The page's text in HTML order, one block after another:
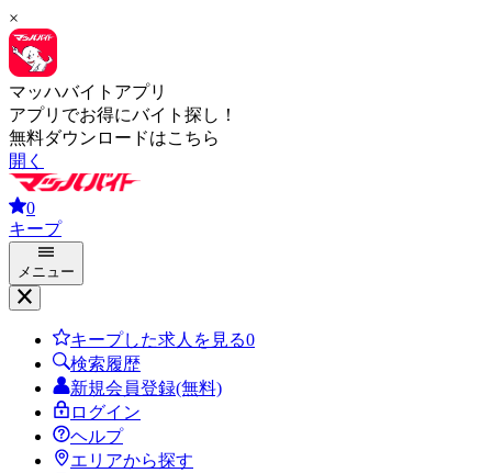
×
マッハバイトアプリ
アプリでお得にバイト探し！
無料ダウンロードはこちら
開く
0
キープ
メニュー
キープした求人を見る0
検索履歴
新規会員登録(無料)
ログイン
ヘルプ
エリアから探す